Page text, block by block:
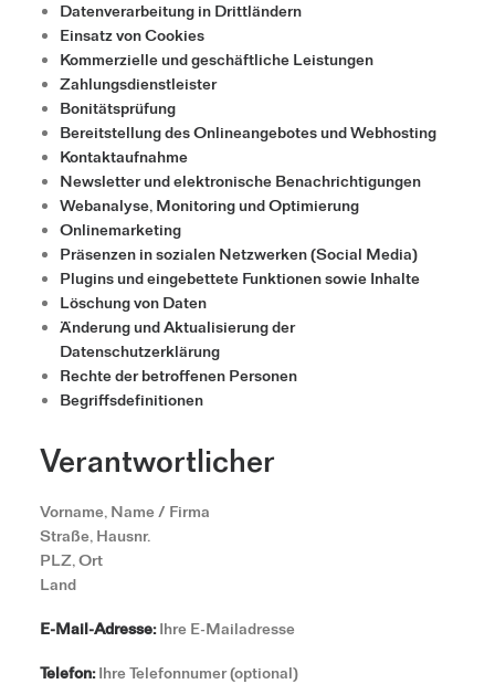
Datenverarbeitung in Drittländern
Einsatz von Cookies
Kommerzielle und geschäftliche Leistungen
Zahlungsdienstleister
Bonitätsprüfung
Bereitstellung des Onlineangebotes und Webhosting
Kontaktaufnahme
Newsletter und elektronische Benachrichtigungen
Webanalyse, Monitoring und Optimierung
Onlinemarketing
Präsenzen in sozialen Netzwerken (Social Media)
Plugins und eingebettete Funktionen sowie Inhalte
Löschung von Daten
Änderung und Aktualisierung der
Datenschutzerklärung
Rechte der betroffenen Personen
Begriffsdefinitionen
Verantwortlicher
Vorname, Name / Firma
Straße, Hausnr.
PLZ, Ort
Land
E-Mail-Adresse:Ihre E-Mailadresse
Telefon:Ihre Telefonnumer (optional)